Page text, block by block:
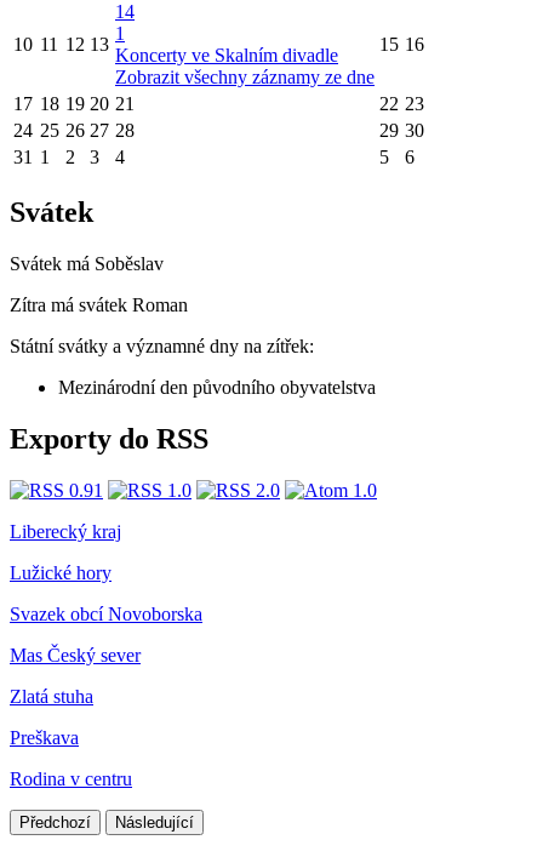
10 11 12 13
14
1
Koncerty ve Skalním divadle
Zobrazit všechny záznamy ze dne
15 16
17 18 19 20 21 22 23
24 25 26 27 28 29 30
31 1 2 3 4 5 6
Svátek
Svátek má Soběslav
Zítra má svátek Roman
Státní svátky a významné dny na zítřek:
Mezinárodní den původního obyvatelstva
Exporty do RSS
Liberecký kraj
Lužické hory
Svazek obcí Novoborska
Mas Český sever
Zlatá stuha
Preškava
Rodina v centru
Předchozí Následující